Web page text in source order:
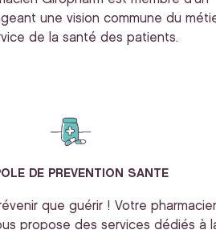
une vision commune du
de la santé des patients.
DE PREVENTION SANTE
que guérir ! Votre
propose des services dédiés à